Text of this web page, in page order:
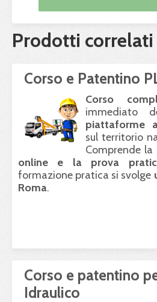
Prodotti correlati
Corso e Patentino
Corso
immediato
piattaforme
sul territorio
Comprende la
online e la prova
formazione pratica si svolge
Roma.
Corso e patentino
Idraulico